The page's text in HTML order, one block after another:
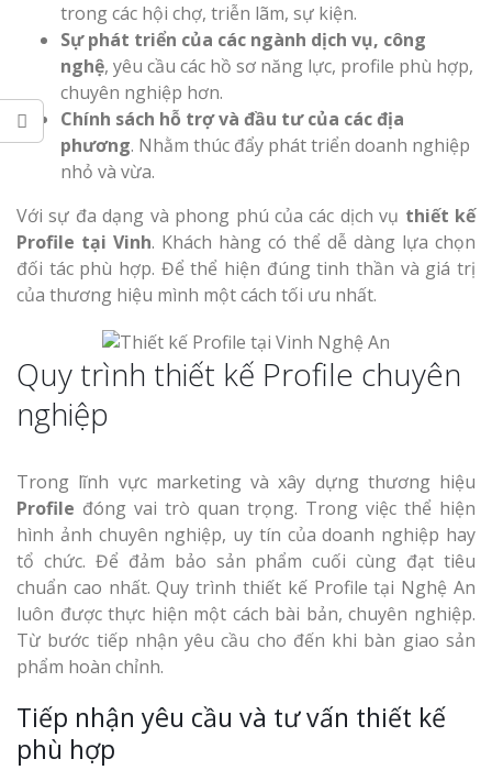
trong các hội chợ, triễn lãm, sự kiện.
Sự phát triển của các ngành dịch vụ, công
nghệ, yêu cầu các hồ sơ năng lực, profile phù hợp,
chuyên nghiệp hơn.
Chính sách hỗ trợ và đầu tư của các địa
phương. Nhằm thúc đẩy phát triển doanh nghiệp
nhỏ và vừa.
Với sự đa dạng và phong phú của các dịch vụ thiết kế
Profile tại Vinh. Khách hàng có thể dễ dàng lựa chọn
đối tác phù hợp. Để thể hiện đúng tinh thần và giá trị
của thương hiệu mình một cách tối ưu nhất.
Quy trình thiết kế Profile chuyên
nghiệp
Trong lĩnh vực marketing và xây dựng thương hiệu
Profile đóng vai trò quan trọng. Trong việc thể hiện
hình ảnh chuyên nghiệp, uy tín của doanh nghiệp hay
tổ chức. Để đảm bảo sản phẩm cuối cùng đạt tiêu
chuẩn cao nhất. Quy trình thiết kế Profile tại Nghệ An
luôn được thực hiện một cách bài bản, chuyên nghiệp.
Từ bước tiếp nhận yêu cầu cho đến khi bàn giao sản
phẩm hoàn chỉnh.
Tiếp nhận yêu cầu và tư vấn thiết kế
phù hợp